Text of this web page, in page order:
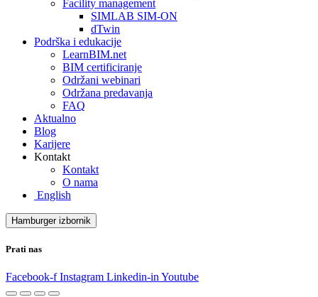
Facility management
SIMLAB SIM-ON
dTwin
Podrška i edukacije
LearnBIM.net
BIM certificiranje
Održani webinari
Održana predavanja
FAQ
Aktualno
Blog
Karijere
Kontakt
Kontakt
O nama
English
Hamburger izbornik
Prati nas
Facebook-f Instagram Linkedin-in Youtube